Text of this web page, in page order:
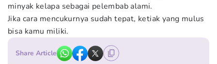
minyak kelapa sebagai pelembab alami.
Jika cara mencukurnya sudah tepat, ketiak yang mulus
bisa kamu miliki.
Share Article